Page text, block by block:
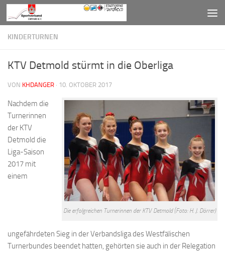
Zum Inhalt springen
KINDERTURNEN
KTV Detmold stürmt in die Oberliga
VON KHDANGER · 10. OKTOBER 2017
Die erfolgreichen Turnerinnen der KTV Detmold (Foto: H. J. Dörrer)
Nachdem die
Turnerinnen
der KTV
Detmold die
Liga-Saison
2017 mit
einem
ungefährdeten Sieg in der Verbandsliga des Westfälischen
Turnerbundes beendet hatten, gehörten sie auch in der Relegation